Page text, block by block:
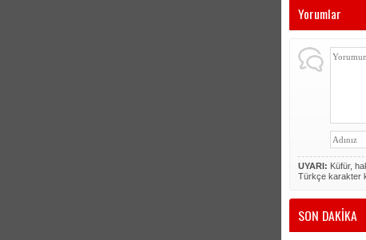
Yorumlar
UYARI: Küfür,
Türkçe karakter
SON DAKİKA